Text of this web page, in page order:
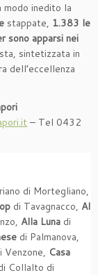
modo inedito la
stappate, 1.383 le
sono apparsi nei
sintetizzata in
dell’eccellenza
– Tel 0432
di Mortegliano,
di Tavagnacco, Al
Alla Luna di
di Palmanova,
Venzone, Casa
Collalto di